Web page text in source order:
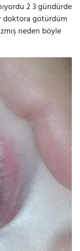
2 3 gündürde
doktora götürdüm
neden böyle